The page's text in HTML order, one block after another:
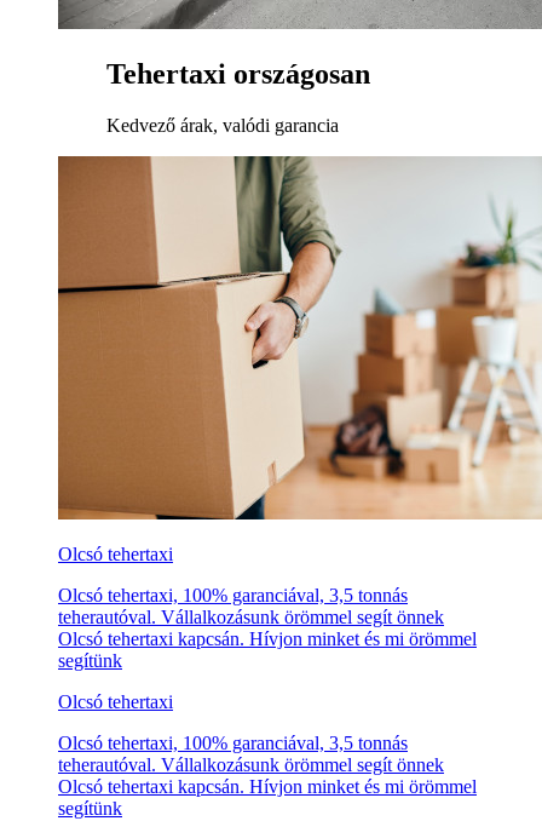
Tehertaxi országosan
Kedvező árak, valódi garancia
Olcsó tehertaxi
Olcsó tehertaxi, 100% garanciával, 3,5 tonnás
teherautóval. Vállalkozásunk örömmel segít önnek
Olcsó tehertaxi kapcsán. Hívjon minket és mi örömmel
segítünk
Olcsó tehertaxi
Olcsó tehertaxi, 100% garanciával, 3,5 tonnás
teherautóval. Vállalkozásunk örömmel segít önnek
Olcsó tehertaxi kapcsán. Hívjon minket és mi örömmel
segítünk